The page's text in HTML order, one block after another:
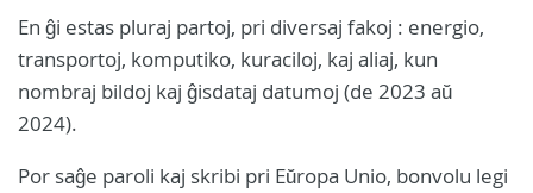
En ĝi estas pluraj partoj, pri diversaj fakoj : energio,
transportoj, komputiko, kuraciloj, kaj aliaj, kun
nombraj bildoj kaj ĝisdataj datumoj (de 2023 aŭ
2024).
Por saĝe paroli kaj skribi pri Eŭropa Unio, bonvolu legi